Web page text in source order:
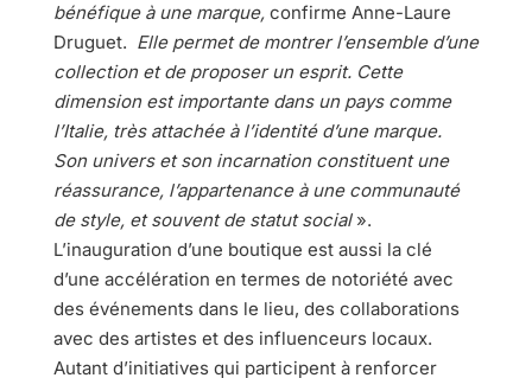
bénéfique à une marque,confirme Anne-Laure
Druguet. Elle permet de montrer l’ensemble d’une
collection et de proposer un esprit. Cette
dimension est importante dans un pays comme
l’Italie, très attachée à l’identité d’une marque.
Son univers et son incarnation constituent une
réassurance, l’appartenance à une communauté
de style, et souvent de statut social».
L’inauguration d’une boutique est aussi la clé
d’une accélération en termes de notoriété avec
des événements dans le lieu, des collaborations
avec des artistes et des influenceurs locaux.
Autant d’initiatives qui participent à renforcer